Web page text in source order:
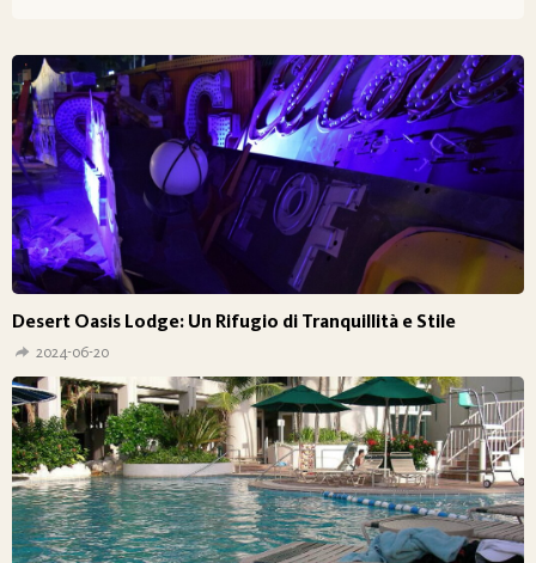
Desert Oasis Lodge: Un Rifugio di Tranquillità e Stile
2024-06-20